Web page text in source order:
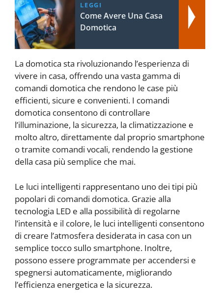
LEGGI
Come Avere Una Casa
Domotica
La domotica sta rivoluzionando l’esperienza di
vivere in casa, offrendo una vasta gamma di
comandi domotica che rendono le case più
efficienti, sicure e convenienti. I comandi
domotica consentono di controllare
l’illuminazione, la sicurezza, la climatizzazione e
molto altro, direttamente dal proprio smartphone
o tramite comandi vocali, rendendo la gestione
della casa più semplice che mai.
Le luci intelligenti rappresentano uno dei tipi più
popolari di comandi domotica. Grazie alla
tecnologia LED e alla possibilità di regolarne
l’intensità e il colore, le luci intelligenti consentono
di creare l’atmosfera desiderata in casa con un
semplice tocco sullo smartphone. Inoltre,
possono essere programmate per accendersi e
spegnersi automaticamente, migliorando
l’efficienza energetica e la sicurezza.